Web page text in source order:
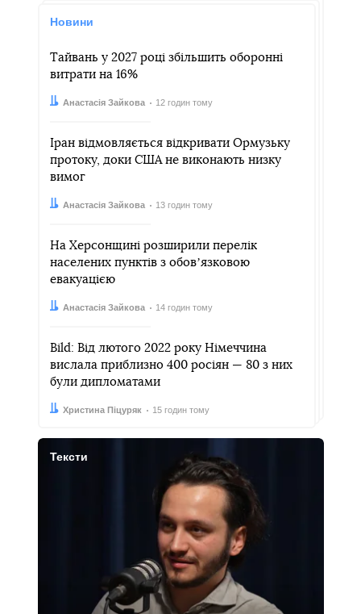
Новини
Тайвань у 2027 році збільшить оборонні
витрати на 16%
Автор:Анастасія Зайкова
Дата: 12 годин тому
Іран відмовляється відкривати Ормузьку
протоку, доки США не виконають низку
вимог
Автор:Анастасія Зайкова
Дата: 13 годин тому
На Херсонщині розширили перелік
населених пунктів з обовʼязковою
евакуацією
Автор:Анастасія Зайкова
Дата: 14 годин тому
Bild: Від лютого 2022 року Німеччина
вислала приблизно 400 росіян — 80 з них
були дипломатами
Автор:
Христина Піцуряк
Дата: 15 годин тому
Тексти